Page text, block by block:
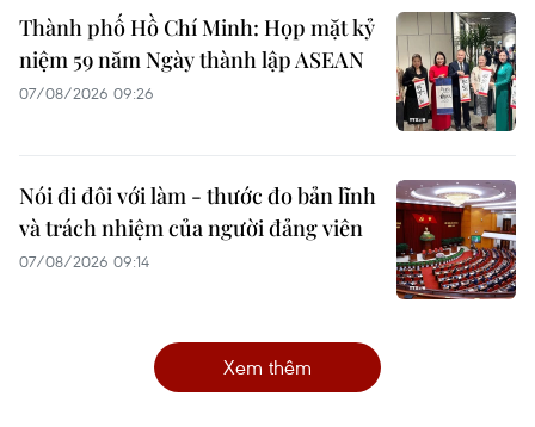
Thành phố Hồ Chí Minh: Họp mặt kỷ
niệm 59 năm Ngày thành lập ASEAN
07/08/2026 09:26
Nói đi đôi với làm - thước đo bản lĩnh
và trách nhiệm của người đảng viên
07/08/2026 09:14
Xem thêm